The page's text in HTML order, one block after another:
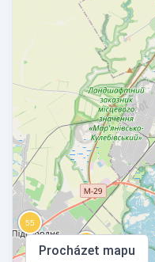
Procházet mapu